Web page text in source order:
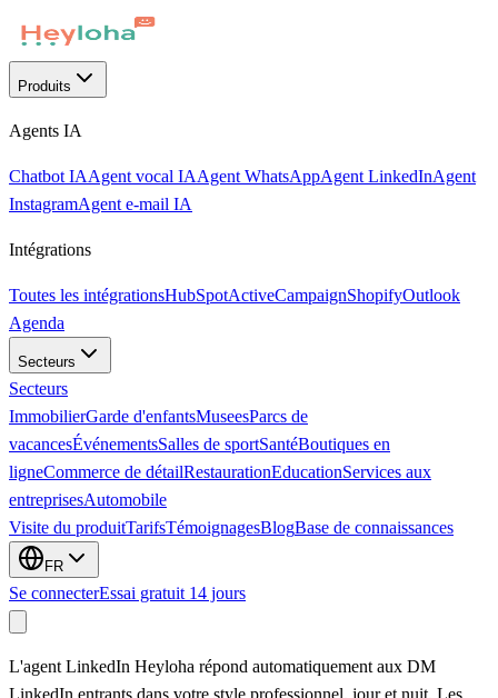
Produits
Agents IA
Chatbot IAAgent vocal IAAgent WhatsAppAgent LinkedInAgent
InstagramAgent e-mail IA
Intégrations
Toutes les intégrationsHubSpotActiveCampaignShopifyOutlook
Agenda
Secteurs
Secteurs
ImmobilierGarde d'enfantsMuseesParcs de
vacancesÉvénementsSalles de sportSantéBoutiques en
ligneCommerce de détailRestaurationEducationServices aux
entreprisesAutomobile
Visite du produitTarifsTémoignagesBlogBase de connaissances
FR
Se connecterEssai gratuit 14 jours
L'agent LinkedIn Heyloha répond automatiquement aux DM
LinkedIn entrants dans votre style professionnel, jour et nuit. Les